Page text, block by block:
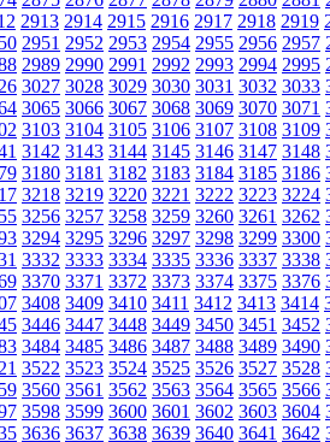
2913 2914 2915 2916 2917 2918 2919
2951 2952 2953 2954 2955 2956 2957
2989 2990 2991 2992 2993 2994 2995
3027 3028 3029 3030 3031 3032 3033
3065 3066 3067 3068 3069 3070 3071
3103 3104 3105 3106 3107 3108 3109
3142 3143 3144 3145 3146 3147 3148
3180 3181 3182 3183 3184 3185 3186
3218 3219 3220 3221 3222 3223 3224
3256 3257 3258 3259 3260 3261 3262
3294 3295 3296 3297 3298 3299 3300
3332 3333 3334 3335 3336 3337 3338
3370 3371 3372 3373 3374 3375 3376
3408 3409 3410 3411 3412 3413 3414
3446 3447 3448 3449 3450 3451 3452
3484 3485 3486 3487 3488 3489 3490
3522 3523 3524 3525 3526 3527 3528
3560 3561 3562 3563 3564 3565 3566
3598 3599 3600 3601 3602 3603 3604
3636 3637 3638 3639 3640 3641 3642